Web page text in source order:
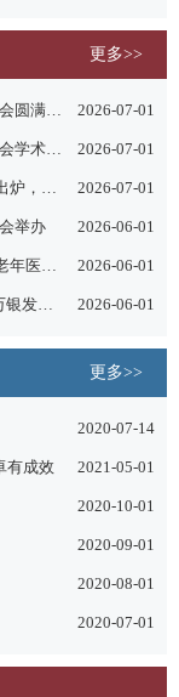
更多>>
2026-07-01
举行
2026-07-01
会举办
2026-07-01
蓝海？
2026-06-01
举办
2026-06-01
流会议
2026-06-01
迷？
更多>>
2020-07-14
2021-05-01
有成效
2020-10-01
2020-09-01
2020-08-01
2020-07-01